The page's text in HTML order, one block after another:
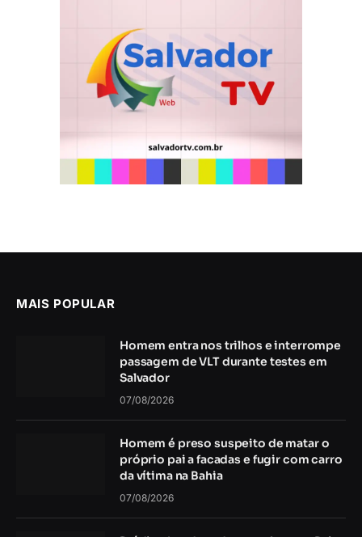
MAIS POPULAR
Homem entra nos trilhos e interrompe
passagem de VLT durante testes em
Salvador
07/08/2026
Homem é preso suspeito de matar o
próprio pai a facadas e fugir com carro
da vítima na Bahia
07/08/2026